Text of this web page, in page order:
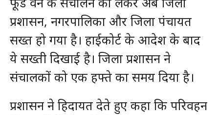
प्रशासन, नगरपालिका और जिला पंचायत
सख्त हो गया है। हाईकोर्ट के आदेश के बाद
ये सख्ती दिखाई है। जिला प्रशासन ने
संचालकों को एक हफ्ते का समय दिया है।
प्रशासन ने हिदायत देते हुए कहा कि परिवहन